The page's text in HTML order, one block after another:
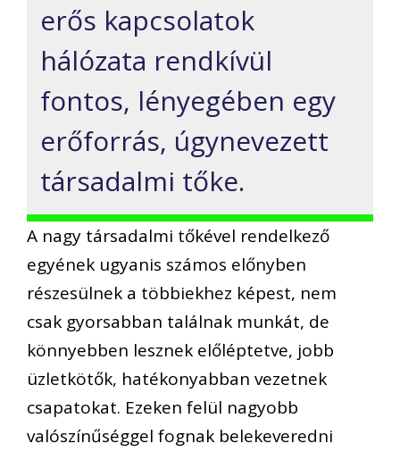
erős kapcsolatok
hálózata rendkívül
fontos, lényegében egy
erőforrás, úgynevezett
társadalmi tőke.
A nagy társadalmi tőkével rendelkező
egyének ugyanis számos előnyben
részesülnek a többiekhez képest, nem
csak gyorsabban találnak munkát, de
könnyebben lesznek előléptetve, jobb
üzletkötők, hatékonyabban vezetnek
csapatokat. Ezeken felül nagyobb
valószínűséggel fognak belekeveredni